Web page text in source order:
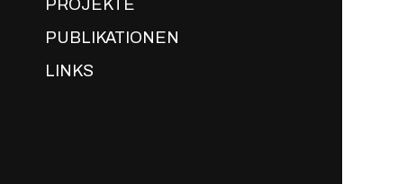
PROJEKTE
PUBLIKATIONEN
LINKS